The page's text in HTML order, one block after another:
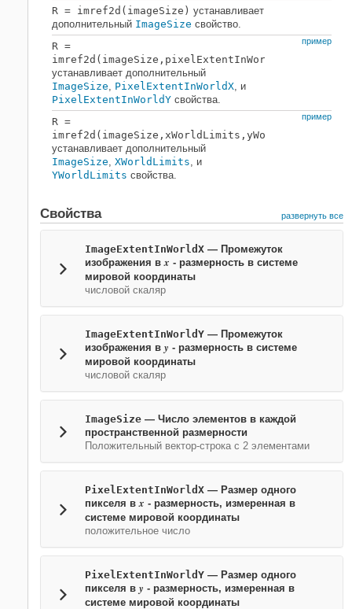
R = imref2d(imageSize) устанавливает
дополнительный ImageSize свойство.
пример
R =
устанавливает дополнительный
ImageSize, PixelExtentInWorldX, и
PixelExtentInWorldY свойства.
пример
R =
imref2d(imageSize,xWorldLimits,yWorldLimits)
устанавливает дополнительный
ImageSize, XWorldLimits, и
YWorldLimits свойства.
Свойства развернуть все
ImageExtentInWorldX — Промежуток
изображения вx - размерность в системе
мировой координаты
числовой скаляр
ImageExtentInWorldY — Промежуток
изображения в y - размерность в системе
мировой координаты
числовой скаляр
ImageSize — Число элементов в каждой
пространственной размерности
Положительный вектор-строка с 2 элементами
PixelExtentInWorldX — Размер одного
пикселя вx - размерность, измеренная в
системе мировой координаты
положительное число
PixelExtentInWorldY — Размер одного
пикселя в y - размерность, измеренная в
системе мировой координаты